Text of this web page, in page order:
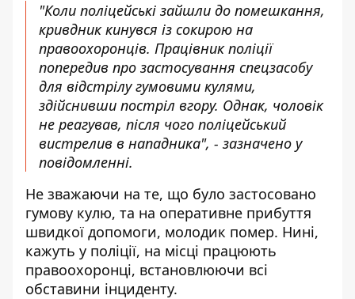
"Коли поліцейські зайшли до помешкання,
кривдник кинувся із сокирою на
правоохоронців. Працівник поліції
попередив про застосування спецзасобу
для відстрілу гумовими кулями,
здійснивши постріл вгору. Однак, чоловік
не реагував, після чого поліцейський
вистрелив в нападника", - зазначено у
повідомленні.
Не зважаючи на те, що було застосовано
гумову кулю, та на оперативне прибуття
швидкої допомоги, молодик помер. Нині,
кажуть у поліції, на місці працюють
правоохоронці, встановлюючи всі
обставини інциденту.